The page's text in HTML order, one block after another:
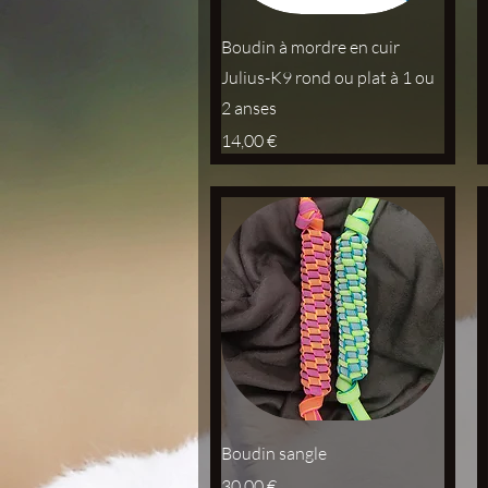
Aperçu rapide
Boudin à mordre en cuir
Julius-K9 rond ou plat à 1 ou
2 anses
Prix
14,00 €
Aperçu rapide
Boudin sangle